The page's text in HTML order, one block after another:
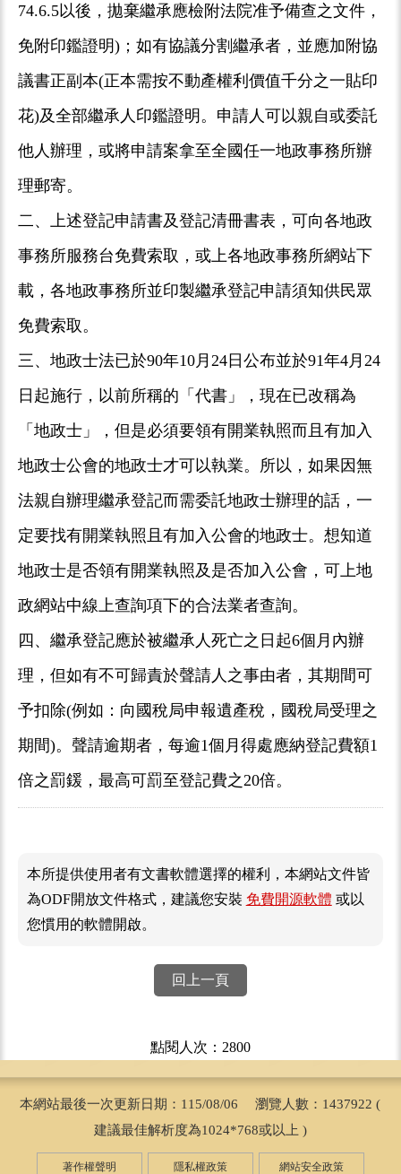
74.6.5以後，拋棄繼承應檢附法院准予備查之文件，
免附印鑑證明)；如有協議分割繼承者，並應加附協
議書正副本(正本需按不動產權利價值千分之一貼印
花)及全部繼承人印鑑證明。申請人可以親自或委託
他人辦理，或將申請案拿至全國任一地政事務所辦
理郵寄。
二、上述登記申請書及登記清冊書表，可向各地政
事務所服務台免費索取，或上各地政事務所網站下
載，各地政事務所並印製繼承登記申請須知供民眾
免費索取。
三、地政士法已於90年10月24日公布並於91年4月24
日起施行，以前所稱的「代書」，現在已改稱為
「地政士」，但是必須要領有開業執照而且有加入
地政士公會的地政士才可以執業。所以，如果因無
法親自辦理繼承登記而需委託地政士辦理的話，一
定要找有開業執照且有加入公會的地政士。想知道
地政士是否領有開業執照及是否加入公會，可上地
政網站中線上查詢項下的合法業者查詢。
四、繼承登記應於被繼承人死亡之日起6個月內辦
理，但如有不可歸責於聲請人之事由者，其期間可
予扣除(例如：向國稅局申報遺產稅，國稅局受理之
期間)。聲請逾期者，每逾1個月得處應納登記費額1
倍之罰鍰，最高可罰至登記費之20倍。
本所提供使用者有文書軟體選擇的權利，本網站文件皆
為ODF開放文件格式，建議您安裝 免費開源軟體 或以
您慣用的軟體開啟。
回上一頁
點閱人次：2800
本網站最後一次更新日期：115/08/06 瀏覽人數：1437922 (
建議最佳解析度為1024*768或以上 )
著作權聲明 隱私權政策 網站安全政策